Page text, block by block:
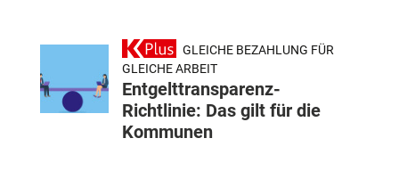
GLEICHE BEZAHLUNG FÜR
GLEICHE ARBEIT
Entgelttransparenz-
Richtlinie: Das gilt für die
Kommunen